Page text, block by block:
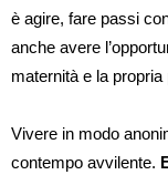
è agire, fare passi
anche avere
maternità e la propria
Vivere in modo
contempo avvilente.